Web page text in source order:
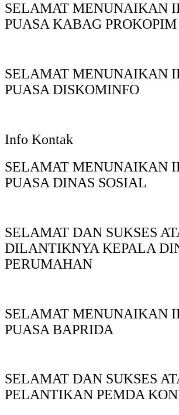
SELAMAT MENUNAIKAN
PUASA KABAG PROKOPIM
SELAMAT MENUNAIKAN
PUASA DISKOMINFO
Info Kontak
SELAMAT MENUNAIKAN
PUASA DINAS SOSIAL
SELAMAT DAN SUKSES
DILANTIKNYA KEPALA
PERUMAHAN
SELAMAT MENUNAIKAN
PUASA BAPRIDA
SELAMAT DAN SUKSES
PELANTIKAN PEMDA